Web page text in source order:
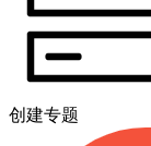
创建专题